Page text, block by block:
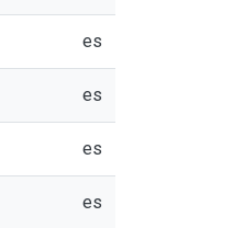
es
es
es
es